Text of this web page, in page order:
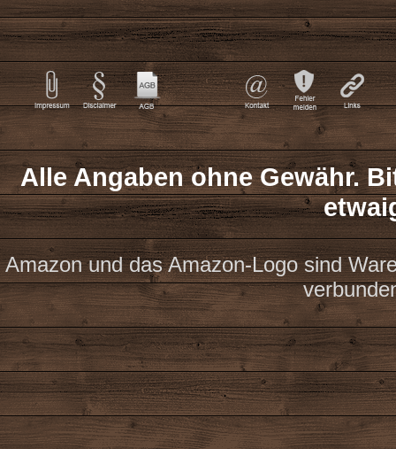
Alle Angaben ohne Gewähr.
Amazon und das Amazon-Logo sind